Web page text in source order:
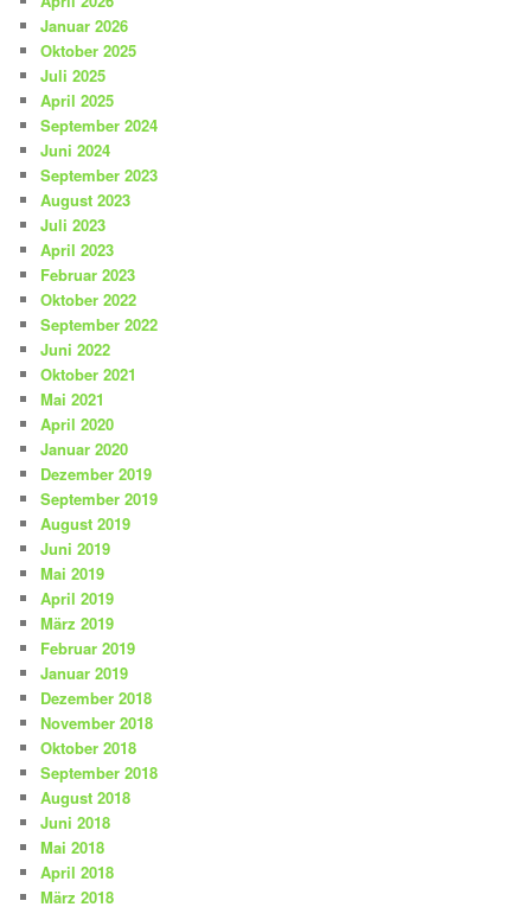
Januar 2026
Oktober 2025
Juli 2025
April 2025
September 2024
Juni 2024
September 2023
August 2023
Juli 2023
April 2023
Februar 2023
Oktober 2022
September 2022
Juni 2022
Oktober 2021
Mai 2021
April 2020
Januar 2020
Dezember 2019
September 2019
August 2019
Juni 2019
Mai 2019
April 2019
März 2019
Februar 2019
Januar 2019
Dezember 2018
November 2018
Oktober 2018
September 2018
August 2018
Juni 2018
Mai 2018
April 2018
März 2018